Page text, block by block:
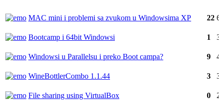
MAC mini i problemi sa zvukom u Windowsima XP 22
Bootcamp i 64bit Windowsi 1
Windowsi u Parallelsu i preko Boot campa? 9
WineBottlerCombo 1.1.44 3
File sharing using VirtualBox 0